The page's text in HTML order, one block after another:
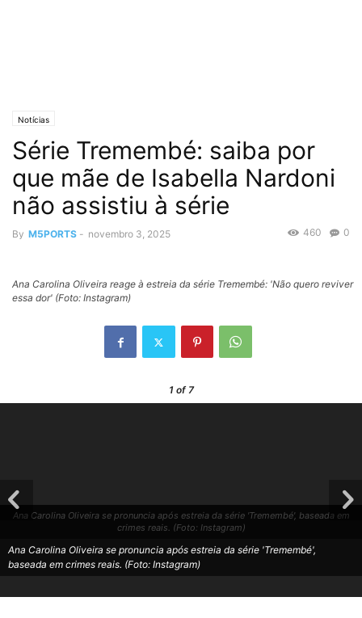
Notícias
Série Tremembé: saiba por
que mãe de Isabella Nardoni
não assistiu à série
By M5PORTS - novembro 3, 2025 0
460
Ana Carolina Oliveira reage à estreia da série Tremembé: 'Não quero reviver
essa dor' (Foto: Instagram)
1of 7
Ana Carolina Oliveira se pronuncia após estreia da série 'Tremembé', baseada em
crimes reais. (Foto: Instagram)
Ana Carolina Oliveira se pronuncia após estreia da série 'Tremembé',
baseada em crimes reais. (Foto: Instagram)